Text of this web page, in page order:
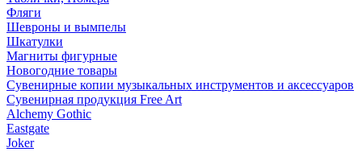
Фляги
Шевроны и вымпелы
Шкатулки
Магниты фигурные
Новогодние товары
Сувенирные копии музыкальных инструментов и аксессуаров
Сувенирная продукция Free Art
Alchemy Gothic
Eastgate
Joker